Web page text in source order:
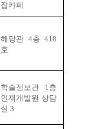
잡카페
혜당관 4층 418
호
학술정보관 1층
인재개발원 상담
실 3